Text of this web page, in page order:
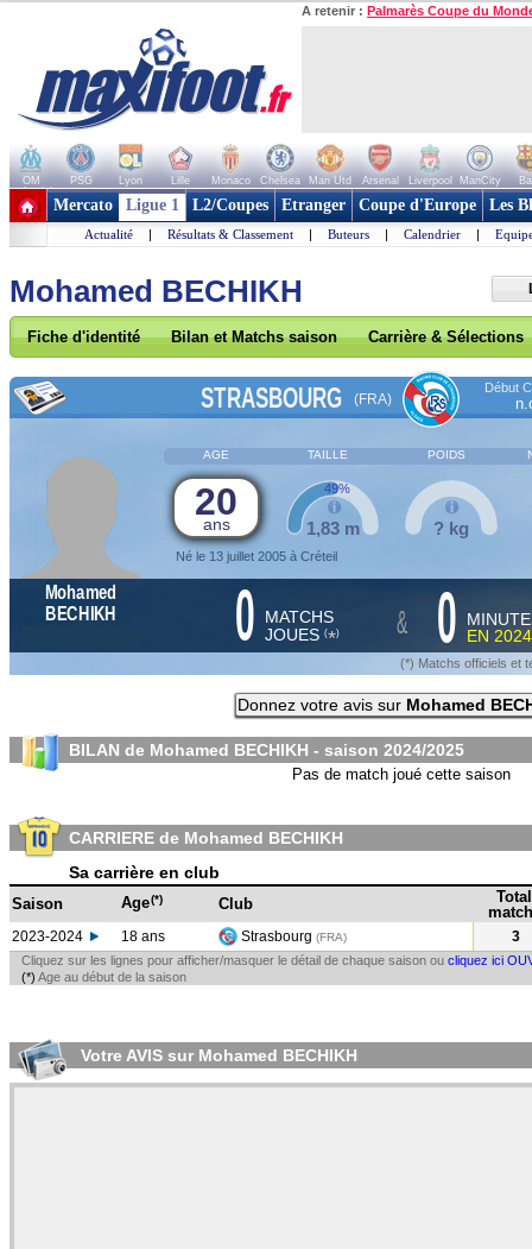
A retenir : Palmarès Coupe du
OM PSG Lyon Lille Monaco Chelsea Man Utd Arsenal Liverpool ManCity
+ de clubs
Mercato Ligue 1 L2/Coupes Etranger Coupe d'Europe Les
Actualité | Résultats & Classement | Buteurs | Calendrier |
Mohamed BECHIKH
Fiche d'identité Bilan et Matchs saison Carrière & Sélections
STRASBOURG (FRA)
Début
AGE TAILLE POIDS
20
ans
Né le 13 juillet 2005 à Créteil
1,83 m
49%
? kg
Mohamed
BECHIKH
0 MATCHS
JOUES (*) & 0
EN
(*) Matchs officiels et
Donnez votre avis sur Mohamed
BILAN de Mohamed BECHIKH - saison 2024/2025
Pas de match joué cette saison
CARRIERE de Mohamed BECHIKH
Sa carrière en club
Saison Age(*) Club
Total
2023-2024 18 ans Strasbourg (FRA) 3
Cliquez sur les lignes pour afficher/masquer le détail de chaque saison ou cliquez ici
(*) Age au début de la saison
Votre AVIS sur Mohamed BECHIKH